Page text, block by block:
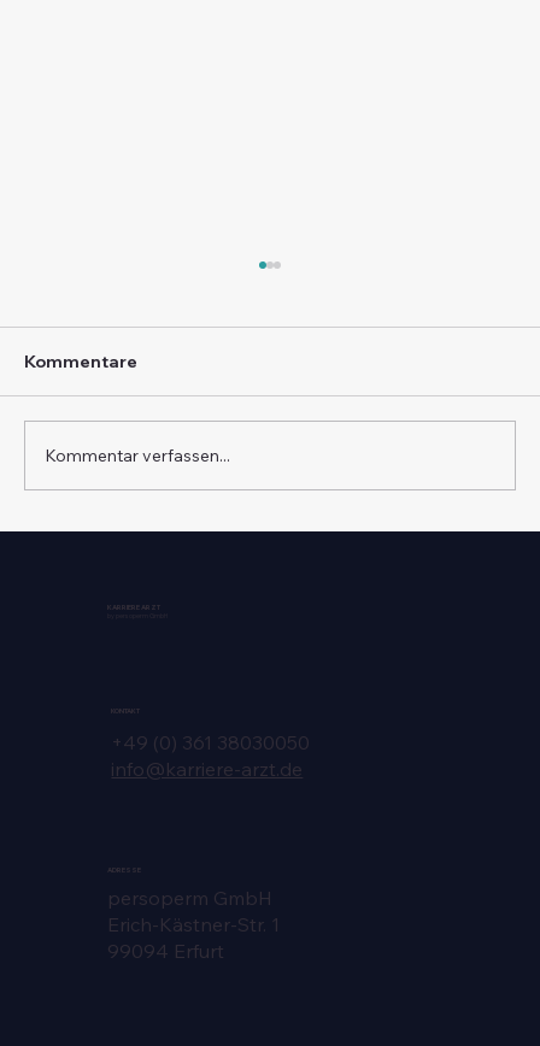
Kommentare
Kommentar verfassen...
KARRIERE ARZT
KONTAKT
+49 (0) 361 38030050
info@karriere-arzt.de
ADRESSE
persoperm GmbH
Erich-Kästner-Str. 1
99094 Erfurt